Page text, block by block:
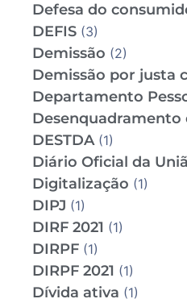
Defesa do
DEFIS (3)
Demissão (2)
Demissão por justa
Departamento
Desenquadramento
DESTDA(1)
Diário Oficial da
Digitalização (1)
DIPJ (1)
DIRF 2021 (1)
DIRPF (1)
DIRPF 2021 (1)
Dívida ativa (1)